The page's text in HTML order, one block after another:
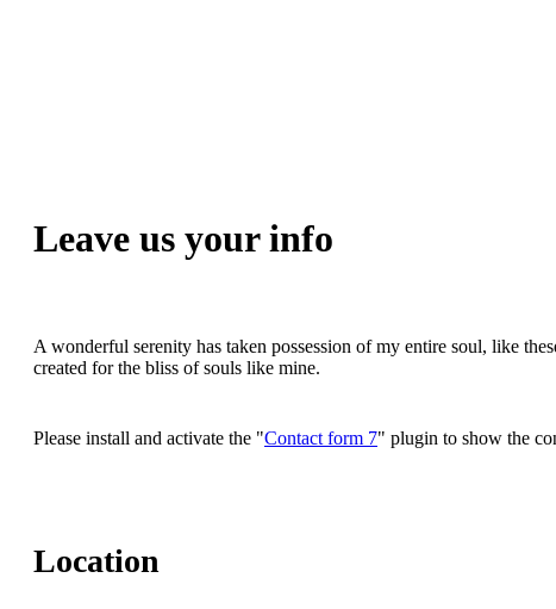
Leave us your info
A wonderful serenity has taken possession of my entire soul, like
created for the bliss of souls like mine.
Please install and activate the "Contact form 7" plugin to show the
Location